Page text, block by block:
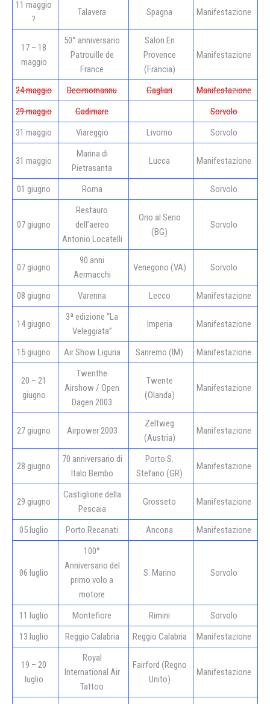
11 maggio
?
Talavera Spagna Manifestazione
17 – 18
maggio
50° anniversario
Patrouille de
France
Salon En
Provence
(Francia)
Manifestazione
24 maggio Decimomannu Cagliari
Manifestazione
29 maggio
Cadimare
Sorvolo
31 maggio
Viareggio Livorno Sorvolo
31 maggio
Marina di
Pietrasanta
Lucca Manifestazione
01 giugno Roma Sorvolo
07 giugno
Restauro
dell’aereo
Antonio Locatelli
Orio al Serio
(BG)
Sorvolo
07 giugno
90 anni
Aermacchi
Venegono (VA) Sorvolo
08 giugno Varenna Lecco Manifestazione
14 giugno
3ª edizione “La
Veleggiata”
Imperia Manifestazione
15 giugno Air Show Liguria Sanremo (IM) Manifestazione
20 – 21
giugno
Twenthe
Airshow / Open
Dagen 2003
Twente
(Olanda)
Manifestazione
27 giugno Airpower 2003
Zeltweg
(Austria)
Manifestazione
28 giugno
70 anniversario di
Italo Bembo
Porto S.
Stefano (GR)
Manifestazione
29 giugno
Castiglione della
Pescaia
Grosseto Manifestazione
05 luglio Porto Recanati Ancona Manifestazione
06 luglio
100°
Anniversario del
primo volo a
motore
S. Marino Sorvolo
11 luglio Montefiore Rimini
Sorvolo
13 luglio
Reggio Calabria Reggio Calabria Manifestazione
19 – 20
luglio
Royal
International Air
Tattoo
Fairford (Regno
Unito)
Manifestazione